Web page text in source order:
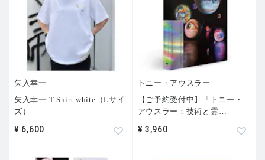
矢入幸一
矢入幸一 T-Shirt white（Lサイ
ズ）
¥ 6,600
トニー・アウスラー
【ご予約受付中】「トニー・
アウスラー：技術と霊
¥ 3,960